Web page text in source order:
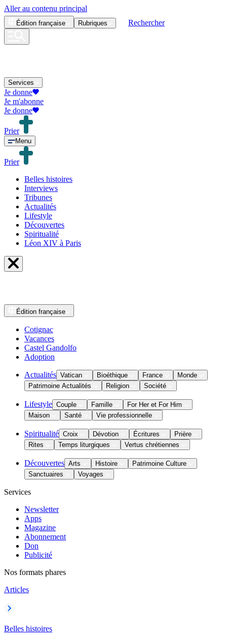
Aller au contenu principal
Édition française Rubriques Rechercher
Services
Je donne
Je m'abonne
Je donne
Prier
Menu
Prier
Belles histoires
Interviews
Tribunes
Actualités
Lifestyle
Découvertes
Spiritualité
Léon XIV à Paris
Édition française
Cotignac
Vacances
Castel Gandolfo
Adoption
Actualités Vatican Bioéthique France
Monde
Patrimoine Actualités
Religion Société
Lifestyle Couple Famille
For Her et For Him
Maison
Santé Vie professionnelle
Spiritualité Croix Dévotion Écritures
Prière
Rites
Temps liturgiques Vertus chrétiennes
Découvertes Arts Histoire
Patrimoine Culture
Sanctuaires
Voyages
Services
Newsletter
Apps
Magazine
Abonnement
Don
Publicité
Nos formats phares
Articles
Belles histoires